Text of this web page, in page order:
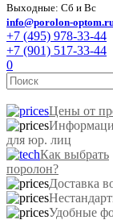
Выходные: Сб и Вс
info@porolon-
+7 (495) 978-33-44
+7 (901) 517-33-44
0
Цены от
для юр. лиц
Как выбрать
поролон?
Доставка
Удобные